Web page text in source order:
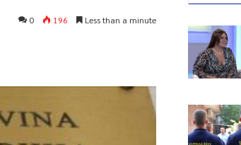
0 196 Less than a minute